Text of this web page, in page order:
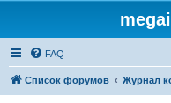
FAQ
Список форумов Журнал